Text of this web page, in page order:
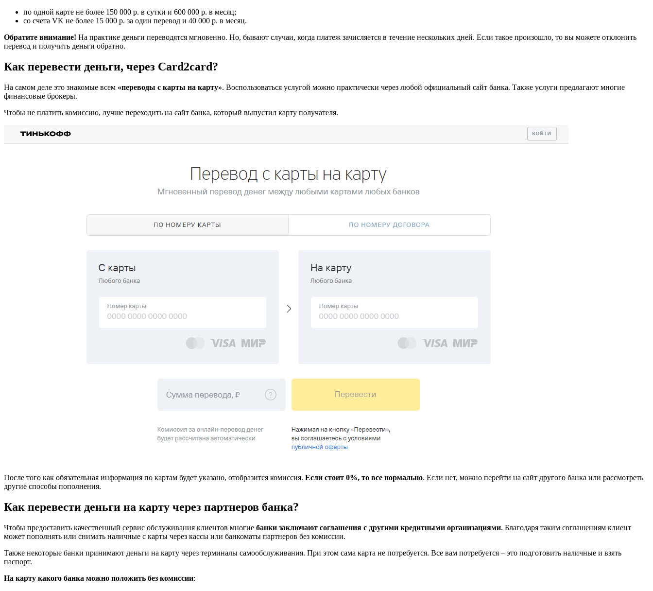
по одной карте не более 150 000 р. в сутки и 600 000 р. в месяц;
со счета VK не более 15 000 р. за один перевод и 40 000 р. в месяц.
Обратите внимание! На практике деньги переводятся мгновенно. Но, бывают случаи, когда платеж зачисляется в течение нескольких дней. Если такое произошло, то вы можете отклонить
перевод и получить деньги обратно.
Как перевести деньги, через Card2card?
На самом деле это знакомые всем «переводы с карты на карту». Воспользоваться услугой можно практически через любой официальный сайт банка. Также услуги предлагают многие
финансовые брокеры.
Чтобы не платить комиссию, лучше переходить на сайт банка, который выпустил карту получателя.
После того как обязательная информация по картам будет указано, отобразится комиссия. Если стоит 0%, то все нормально. Если нет, можно перейти на сайт другого банка или рассмотреть
другие способы пополнения.
Как перевести деньги на карту через партнеров банка?
Чтобы предоставить качественный сервис обслуживания клиентов многие банки заключают соглашения с другими кредитными организациями. Благодаря таким соглашениям клиент
может пополнять или снимать наличные с карты через кассы или банкоматы партнеров без комиссии.
Также некоторые банки принимают деньги на карту через терминалы самообслуживания. При этом сама карта не потребуется. Все вам потребуется – это подготовить наличные и взять
паспорт.
На карту какого банка можно положить без комиссии: